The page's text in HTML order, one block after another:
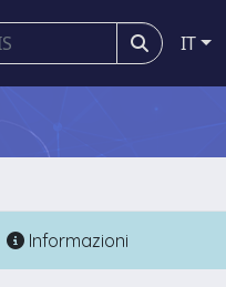
IT
Informazioni